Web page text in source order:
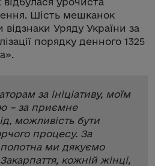
Шість мешканок
Уряду України за
порядку денного 1325
за ініціативу, моїм
– за приємне
можливість бути
процесу. За
ми дякуємо
кожній жінці,